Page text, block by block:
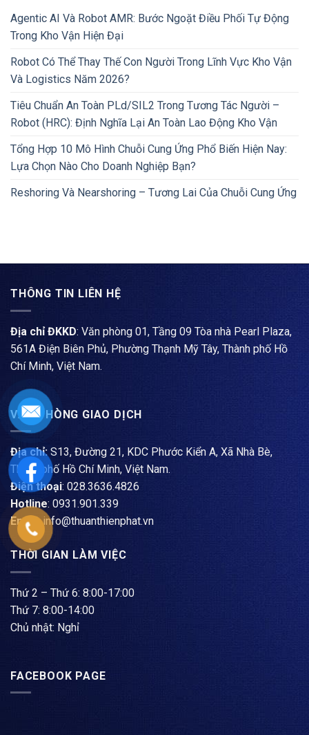
Agentic AI Và Robot AMR: Bước Ngoặt Điều Phối Tự Động
Trong Kho Vận Hiện Đại
Robot Có Thể Thay Thế Con Người Trong Lĩnh Vực Kho Vận
Và Logistics Năm 2026?
Tiêu Chuẩn An Toàn PLd/SIL2 Trong Tương Tác Người –
Robot (HRC): Định Nghĩa Lại An Toàn Lao Động Kho Vận
Tổng Hợp 10 Mô Hình Chuỗi Cung Ứng Phổ Biến Hiện Nay:
Lựa Chọn Nào Cho Doanh Nghiệp Bạn?
Reshoring Và Nearshoring – Tương Lai Của Chuỗi Cung Ứng
THÔNG TIN LIÊN HỆ
Địa chỉ ĐKKD: Văn phòng 01, Tầng 09 Tòa nhà Pearl Plaza,
561A Điện Biên Phủ, Phường Thạnh Mỹ Tây, Thành phố Hồ
Chí Minh, Việt Nam.
VĂN PHÒNG GIAO DỊCH
Địa chỉ: S13, Đường 21, KDC Phước Kiển A, Xã Nhà Bè,
Thành phố Hồ Chí Minh, Việt Nam.
Điện thoại: ​028.3636.4826
Hotline: 0931.901.339
Email: info@thuanthienphat.vn
THỜI GIAN LÀM VIỆC
Thứ 2 – Thứ 6: 8:00-17:00
Thứ 7: 8:00-14:00
Chủ nhật: Nghỉ
FACEBOOK PAGE